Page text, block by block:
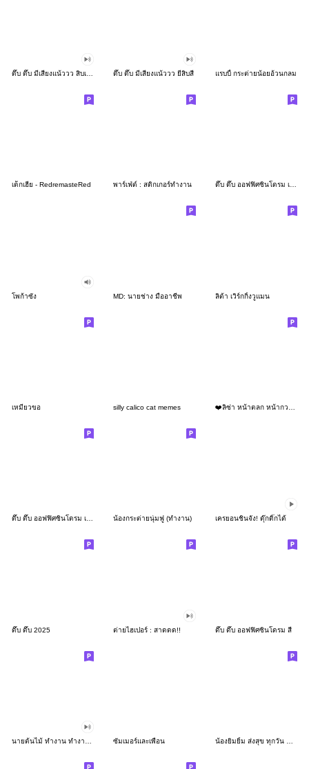
ดึ๊บ ดึ๊บ มีเสียงแน้ววว ยี่สิบสี่ แรบบี้ กระต่ายน้อยอ้วนกลม
เด็กเฮีย - RedremasteRed พาร์เฟ่ต์ : สติกเกอร์ทำงาน ดึ๊บ ดึ๊บ ออฟฟิศซินโดรม เจ็ด
โพก้าซัง MD: นายช่าง มืออาชีพ ลิต้า เวิร์กกิ้งวูแมน
เหมียวขอ silly calico cat memes
ดึ๊บ ดึ๊บ ออฟฟิศซินโดรม เก้า น้องกระต่ายนุ่มฟู (ทำงาน) เครยอนชินจัง! ดุ๊กดิ๊กได้
ดึ๊บ ดึ๊บ 2025 ต่ายไฮเปอร์ : สาดดด!! ดึ๊บ ดึ๊บ ออฟฟิศซินโดรม สี่
ซัมเมอร์และเพื่อน